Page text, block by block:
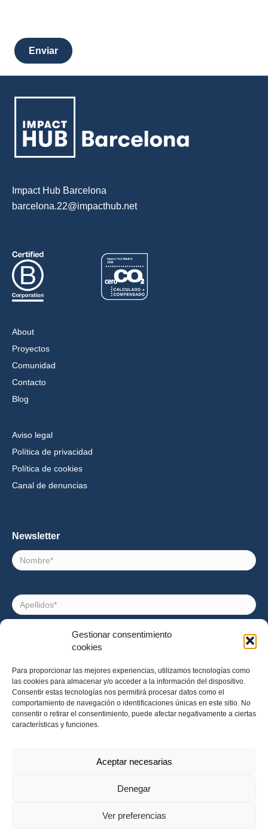
Gestionar consentimiento
cookies
Para proporcionar las mejores experiencias, utilizamos tecnologías como
las cookies para almacenar y/o acceder a la información del dispositivo.
Consentir estas tecnologías nos permitirá procesar datos como el
comportamiento de navegación o identificaciones únicas en este sitio. No
consentir o retirar el consentimiento, puede afectar negativamente a ciertas
características y funciones.
Aceptar necesarias
Denegar
Ver preferencias
Impact Hub Barcelona
barcelona.22@impacthub.net
About
Proyectos
Comunidad
Contacto
Blog
Aviso legal
Política de privacidad
Política de cookies
Canal de denuncias
Newsletter
Nombre
Apellidos
Consentimiento
Acepto recibir noticias e invitaciones a eventos de
Impact Hub Barcelona
© 2026 Impact Hub Barcelona